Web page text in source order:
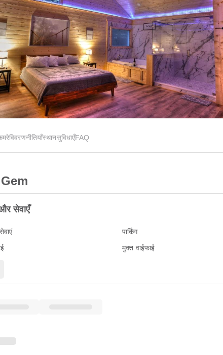
विवरणनीतियाँस्थानसुविधाएँFAQ
सेवाएँ
पार्किंग
मुक्त वाईफाई